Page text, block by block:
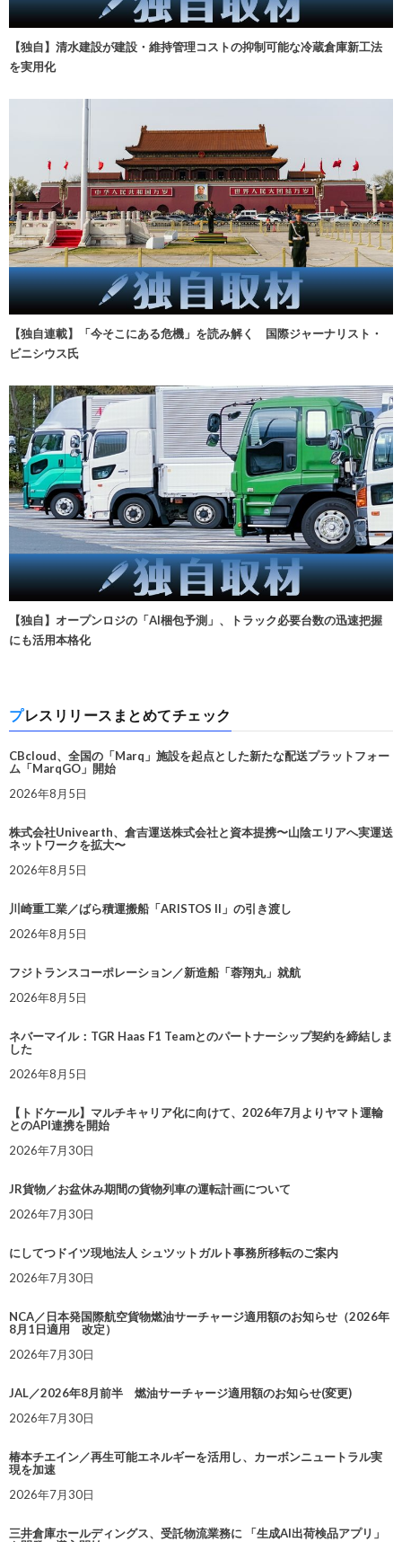
【独自】清水建設が建設・維持管理コストの抑制可能な冷蔵倉庫新工法
を実用化
【独自連載】「今そこにある危機」を読み解く 国際ジャーナリスト・
ビニシウス氏
【独自】オープンロジの「AI梱包予測」、トラック必要台数の迅速把握
にも活用本格化
プレスリリースまとめてチェック
CBcloud、全国の「Marq」施設を起点とした新たな配送プラットフォー
ム「MarqGO」開始
2026年8月5日
株式会社Univearth、倉吉運送株式会社と資本提携〜山陰エリアへ実運送
ネットワークを拡大〜
2026年8月5日
川崎重工業／ばら積運搬船「ARISTOS II」の引き渡し
2026年8月5日
フジトランスコーポレーション／新造船「蓉翔丸」就航
2026年8月5日
ネバーマイル：TGR Haas F1 Teamとのパートナーシップ契約を締結しま
した
2026年8月5日
【トドケール】マルチキャリア化に向けて、2026年7月よりヤマト運輸
とのAPI連携を開始
2026年7月30日
JR貨物／お盆休み期間の貨物列車の運転計画について
2026年7月30日
にしてつドイツ現地法人 シュツットガルト事務所移転のご案内
2026年7月30日
NCA／日本発国際航空貨物燃油サーチャージ適用額のお知らせ（2026年
8月1日適用 改定）
2026年7月30日
JAL／2026年8月前半 燃油サーチャージ適用額のお知らせ(変更)
2026年7月30日
椿本チエイン／再生可能エネルギーを活用し、カーボンニュートラル実
現を加速
2026年7月30日
三井倉庫ホールディングス、受託物流業務に 「生成AI出荷検品アプリ」